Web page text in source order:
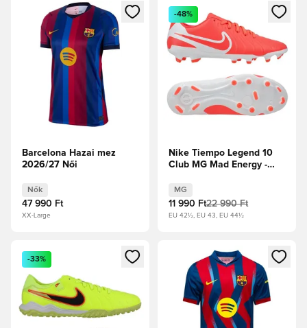
Megnyit egy modált a bejelentkezéshez vagy a tagként
Barcelona Hazai mez
2026/27 Női
Nők
47 990 Ft
XX-Large
Megnyit egy modált a
-48%
Nike Tiempo Legend 10
Club MG Mad Energy -
MG
11 990 Ft22 990 Ft
EU 42½, EU 43, EU 44½
Megnyit egy modált a bejelentkezéshez vagy a tagként
-33%
Megnyit egy modált a